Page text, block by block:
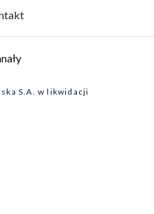
S.A. w likwidacji